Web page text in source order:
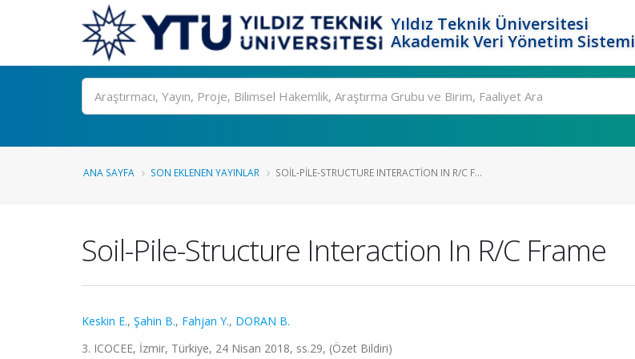
Yıldız Teknik Üniversitesi
Akademik Veri Yönetim Sistemi
Ara
ANA SAYFA SON EKLENEN YAYINLAR SOIL-PILE-STRUCTURE INTERACTION IN R/C F...
Soil-Pile-Structure Interaction In R/C Frame
Keskin E., Şahin B., Fahjan Y., DORAN B.
3. ICOCEE, İzmir, Türkiye, 24 Nisan 2018, ss.29, (Özet Bildiri)